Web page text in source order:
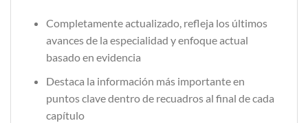
Completamente actualizado, refleja los últimos
avances de la especialidad y enfoque actual
basado en evidencia
Destaca la información más importante en
puntos clave dentro de recuadros al final de cada
capítulo